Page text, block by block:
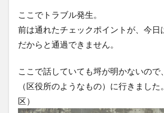
ここでトラブル発生。
前は通れたチェックポイントが、今日
だからと通過できません。
ここで話していても埒が明かないの
（区役所のようなもの）に行きまし
区）